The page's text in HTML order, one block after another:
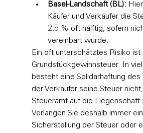
Basel-Landschaft (BL):
Käufer und Verkäufer die
2,5 % oft hälftig, sofern
vereinbart wurde.
Ein oft unterschätztes Risiko ist
Grundstückgewinnsteuer. In
besteht eine Solidarhaftung des
der Verkäufer seine Steuer
Steueramt auf die Liegenschaft
Verlangen Sie deshalb immer
Sicherstellung der Steuer oder